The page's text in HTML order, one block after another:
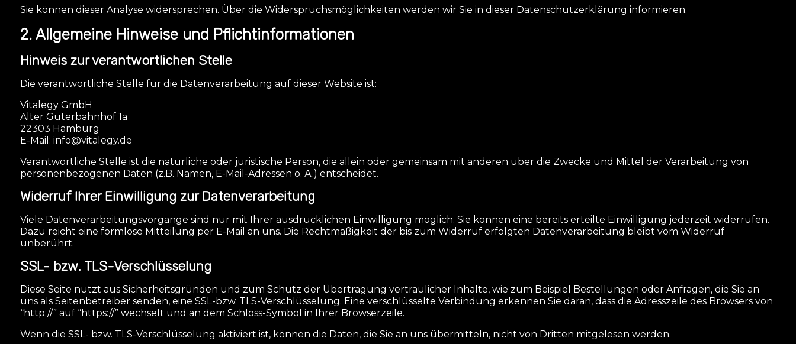
Sie können dieser Analyse widersprechen. Über die Widerspruchsmöglichkeiten werden wir Sie in dieser Datenschutzerklärung informieren.
2. Allgemeine Hinweise und Pflichtinformationen
Hinweis zur verantwortlichen Stelle
Die verantwortliche Stelle für die Datenverarbeitung auf dieser Website ist:
Vitalegy GmbH
Alter Güterbahnhof 1a
22303 Hamburg
E-Mail: info@vitalegy.de
Verantwortliche Stelle ist die natürliche oder juristische Person, die allein oder gemeinsam mit anderen über die Zwecke und Mittel der Verarbeitung von
personenbezogenen Daten (z.B. Namen, E-Mail-Adressen o. Ä.) entscheidet.
Widerruf Ihrer Einwilligung zur Datenverarbeitung
Viele Datenverarbeitungsvorgänge sind nur mit Ihrer ausdrücklichen Einwilligung möglich. Sie können eine bereits erteilte Einwilligung jederzeit widerrufen.
Dazu reicht eine formlose Mitteilung per E-Mail an uns. Die Rechtmäßigkeit der bis zum Widerruf erfolgten Datenverarbeitung bleibt vom Widerruf
unberührt.
SSL- bzw. TLS-Verschlüsselung
Diese Seite nutzt aus Sicherheitsgründen und zum Schutz der Übertragung vertraulicher Inhalte, wie zum Beispiel Bestellungen oder Anfragen, die Sie an
uns als Seitenbetreiber senden, eine SSL-bzw. TLS-Verschlüsselung. Eine verschlüsselte Verbindung erkennen Sie daran, dass die Adresszeile des Browsers von
“http://” auf “https://” wechselt und an dem Schloss-Symbol in Ihrer Browserzeile.
Wenn die SSL- bzw. TLS-Verschlüsselung aktiviert ist, können die Daten, die Sie an uns übermitteln, nicht von Dritten mitgelesen werden.